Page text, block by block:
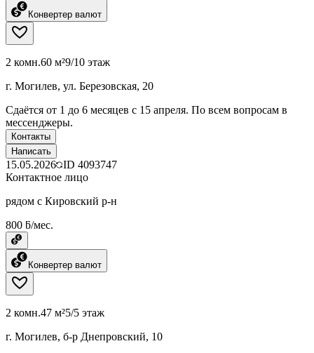
Конвертер валют
2 комн.60 м²9/10 этаж
г. Могилев, ул. Березовская, 20
Сдаётся от 1 до 6 месяцев с 15 апреля. По всем вопросам в
мессенджеры.
Контакты
Написать
15.05.2026 ID 4093747
Контактное лицо
рядом с Кировский р-н
800 ƃ/мес.
Конвертер валют
2 комн.47 м²5/5 этаж
г. Могилев, б-р Днепровский, 10